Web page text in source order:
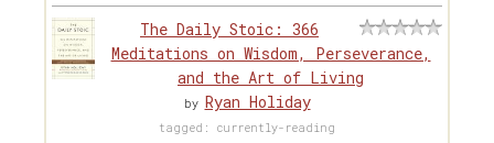
The Daily Stoic: 366
Meditations on Wisdom, Perseverance,
and the Art of Living
by Ryan Holiday
tagged: currently-reading